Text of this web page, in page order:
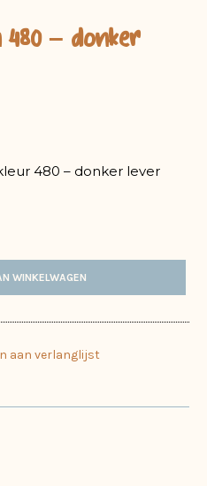
480 – donker
480 – donker lever
WINKELWAGEN
aan verlanglijst